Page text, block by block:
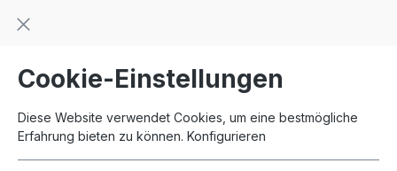
springen
Zahlung per Paypal
Cookie-Einstellungen
Diese Website verwendet Cookies, um eine bestmögliche
Erfahrung bieten zu können. Konfigurieren